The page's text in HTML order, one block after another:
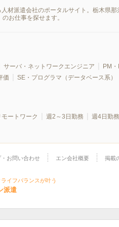
派遣会社のポータルサイト。栃木県那
お仕事を探せます。
サーバ・ネットワークエンジニア PM
価 SE・プログラマ（データベース系）
ートワーク 週2～3日勤務 週4日勤務
お問い合わせ エン会社概要 掲載
イフバランスが叶う
派遣